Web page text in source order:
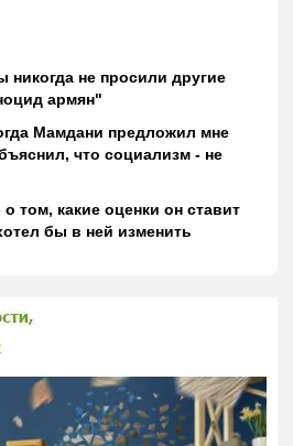
не просили другие
армян"
Мамдани предложил мне
что социализм - не
том, какие оценки он ставит
бы в ней изменить